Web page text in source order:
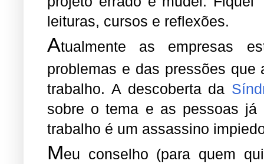
leituras, cursos e reflexões.
Atualmente as empresas
problemas e das pressões
trabalho. A descoberta da
sobre o tema e as pessoas já
trabalho é um assassino
Meu conselho (para quem